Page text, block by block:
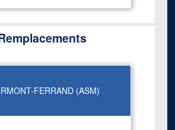
FERRAND (ASM)